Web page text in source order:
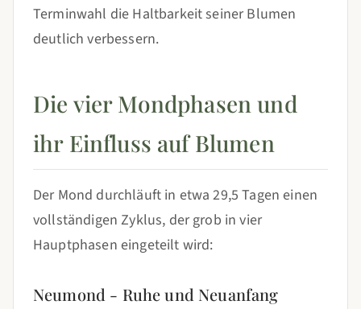
Terminwahl die Haltbarkeit seiner Blumen
deutlich verbessern.
Die vier Mondphasen und
ihr Einfluss auf Blumen
Der Mond durchläuft in etwa 29,5 Tagen einen
vollständigen Zyklus, der grob in vier
Hauptphasen eingeteilt wird:
Neumond - Ruhe und Neuanfang